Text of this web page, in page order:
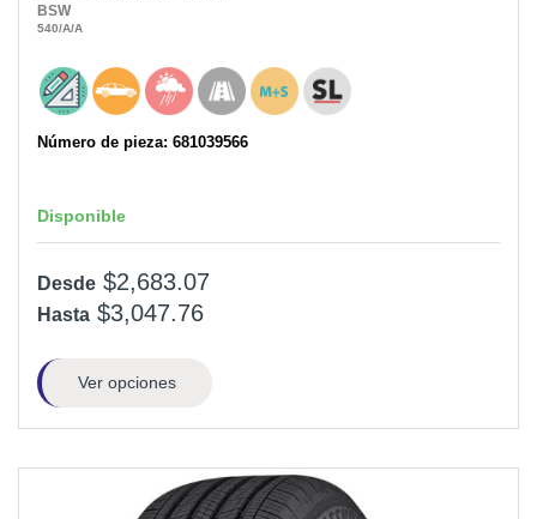
BSW
540/A/A
Número de pieza: 681039566
Disponible
Desde $2,683.07
Hasta $3,047.76
Ver opciones